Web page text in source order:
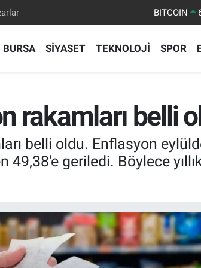
DOLAR
BURSA SİYASET TEKNOLOJİ SPOR
rakamları belli
belli oldu. Enflasyon
49,38'e geriledi. Böylece